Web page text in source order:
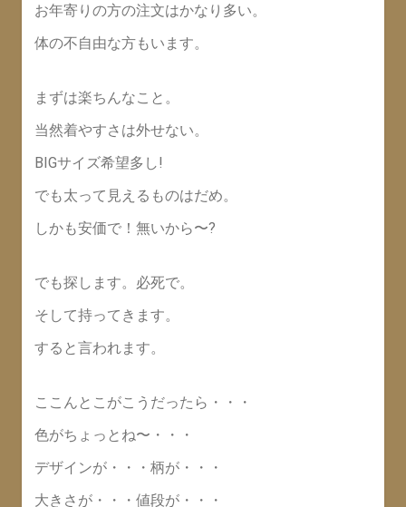
お年寄りの方の注文はかなり多い。
体の不自由な方もいます。
まずは楽ちんなこと。
当然着やすさは外せない。
BIGサイズ希望多し!
でも太って見えるものはだめ。
しかも安価で！無いから〜?
でも探します。必死で。
そして持ってきます。
すると言われます。
ここんとこがこうだったら・・・
色がちょっとね〜・・・
デザインが・・・柄が・・・
大きさが・・・値段が・・・